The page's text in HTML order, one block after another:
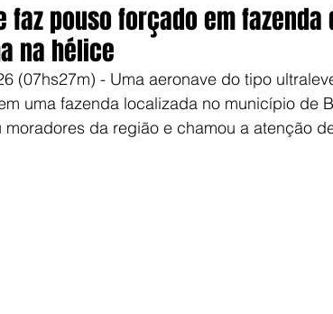
faz pouso forçado em fazenda
na hélice
(07hs27m) - Uma aeronave do tipo
uma fazenda localizada no município de
moradores da região e chamou a atenção